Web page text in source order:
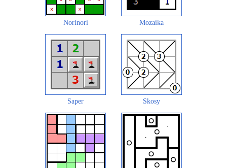
Norinori Mozaika
Saper Skosy